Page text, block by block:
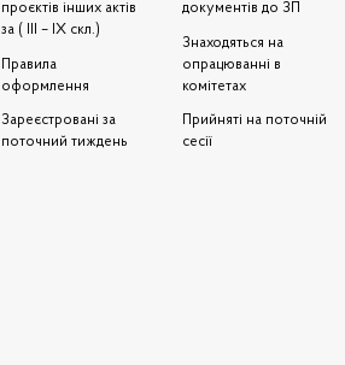
проєктів інших актів
за ( III – IX скл.)
Правила
оформлення
Зареєстровані за
поточний тиждень
документів до ЗП
Знаходяться на
опрацюванні в
комітетах
Прийняті на поточній
сесії